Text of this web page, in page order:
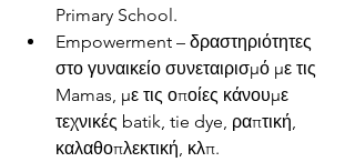
Primary School.
Empowerment – δραστηριότητες
στο γυναικείο συνεταιρισμό με τις
Mamas, με τις οποίες κάνουμε
τεχνικές batik, tie dye, ραπτική,
καλαθοπλεκτική, κλπ.